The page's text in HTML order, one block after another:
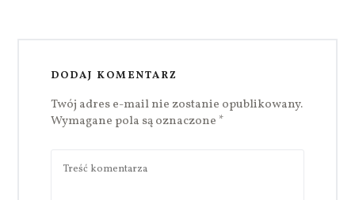
DODAJ KOMENTARZ
Twój adres e-mail nie zostanie opublikowany.
Wymagane pola są oznaczone *